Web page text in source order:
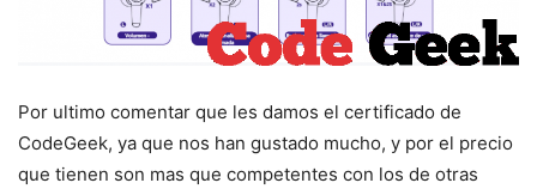
Por ultimo comentar que les damos el certificado de
CodeGeek, ya que nos han gustado mucho, y por el precio
que tienen son mas que competentes con los de otras